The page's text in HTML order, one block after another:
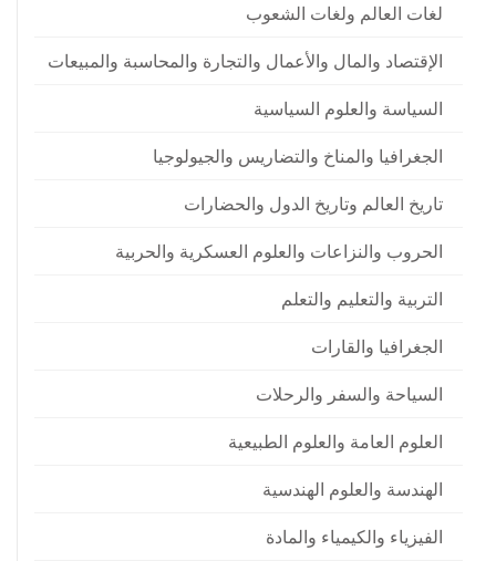
لغات العالم ولغات الشعوب
الإقتصاد والمال والأعمال والتجارة والمحاسبة والمبيعات
السياسة والعلوم السياسية
الجغرافيا والمناخ والتضاريس والجيولوجيا
تاريخ العالم وتاريخ الدول والحضارات
الحروب والنزاعات والعلوم العسكرية والحربية
التربية والتعليم والتعلم
الجغرافيا والقارات
السياحة والسفر والرحلات
العلوم العامة والعلوم الطبيعية
الهندسة والعلوم الهندسية
الفيزياء والكيمياء والمادة